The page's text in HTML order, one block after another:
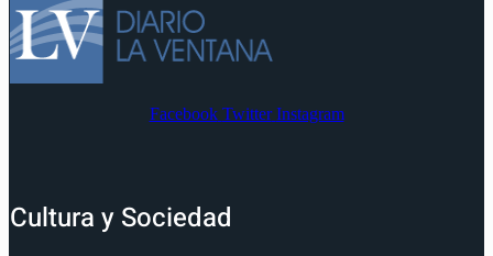
Facebook Twitter Instagram
Cultura y Sociedad